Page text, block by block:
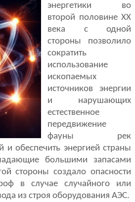
энергетики во
второй половине XX
века с одной
стороны позволило
сократить
использование
ископаемых
источников энергии
и нарушающих
естественное
передвижение
фауны рек
и обеспечить энергией страны
большими запасами
стороны создало опасности
в случае случайного или
из строя оборудования АЭС.